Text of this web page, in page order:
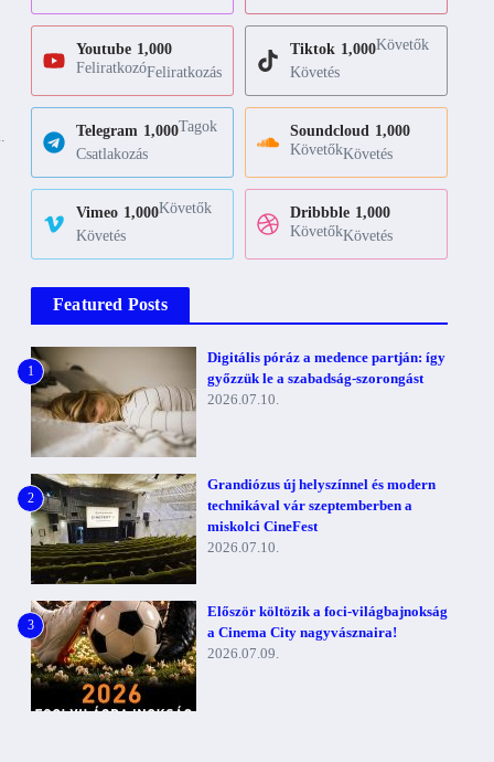
Youtube 1,000
FeliratkozóFeliratkozás
Tiktok 1,000Követők
Követés
Telegram 1,000Tagok
Csatlakozás
Soundcloud 1,000
KövetőkKövetés
Vimeo 1,000Követők
Követés
Dribbble 1,000
KövetőkKövetés
Featured Posts
1
Digitális póráz a medence partján: így
győzzük le a szabadság-szorongást
2026.07.10.
2
Grandiózus új helyszínnel és modern
technikával vár szeptemberben a
miskolci CineFest
2026.07.10.
3
Először költözik a foci-világbajnokság
a Cinema City nagyvásznaira!
2026.07.09.